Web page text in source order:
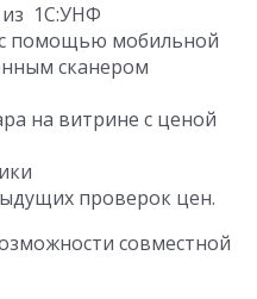
из 1С:УНФ
помощью мобильной
сканером
на витрине с ценой
проверок цен.
совместной